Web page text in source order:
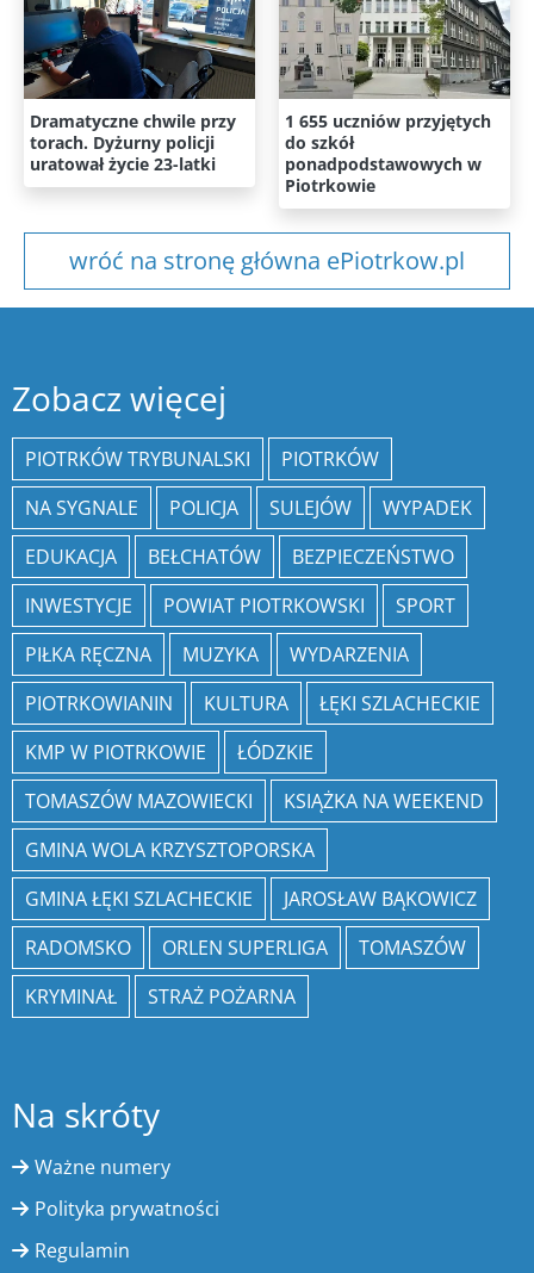
Dramatyczne chwile przy
torach. Dyżurny policji
uratował życie 23-latki
1 655 uczniów przyjętych
do szkół
ponadpodstawowych w
Piotrkowie
wróć na stronę główna ePiotrkow.pl
Zobacz więcej
PIOTRKÓW TRYBUNALSKI
PIOTRKÓW
NA SYGNALE
POLICJA SULEJÓW
WYPADEK
EDUKACJA
BEŁCHATÓW
BEZPIECZEŃSTWO
INWESTYCJE
POWIAT PIOTRKOWSKI
SPORT
PIŁKA RĘCZNA
MUZYKA
WYDARZENIA
PIOTRKOWIANIN
KULTURA
ŁĘKI SZLACHECKIE
KMP W PIOTRKOWIE
ŁÓDZKIE
TOMASZÓW MAZOWIECKI
KSIĄŻKA NA WEEKEND
GMINA WOLA KRZYSZTOPORSKA
GMINA ŁĘKI SZLACHECKIE
JAROSŁAW BĄKOWICZ
RADOMSKO
ORLEN SUPERLIGA
TOMASZÓW
KRYMINAŁ
STRAŻ POŻARNA
Na skróty
Ważne numery
Polityka prywatności
Regulamin